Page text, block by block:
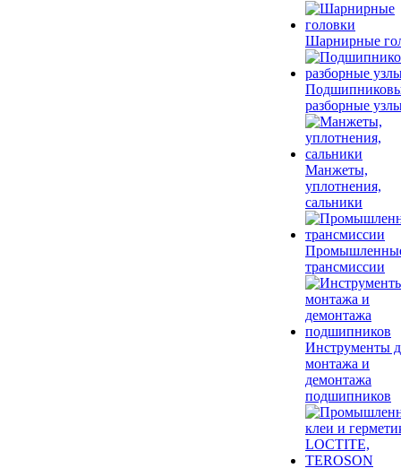
Шарнирные
разборные
Манжеты,
уплотнения,
сальники
трансмиссии
Инструменты
монтажа и
демонтажа
подшипников